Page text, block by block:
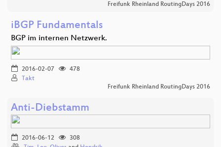
Freifunk Rheinland RoutingDays 2016
iBGP Fundamentals
BGP im internen Netzwerk.
2016-02-07
478
Takt
Freifunk Rheinland RoutingDays 2016
Anti-Diebstamm
2016-06-12
308